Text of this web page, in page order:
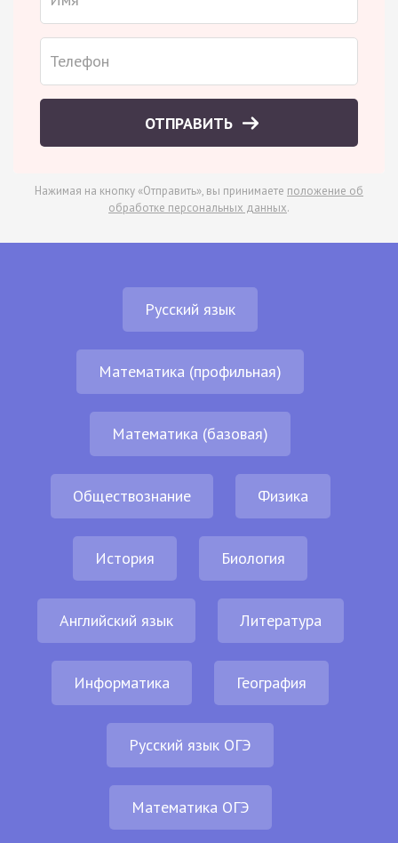
ОТПРАВИТЬ
Нажимая на кнопку «Отправить», вы принимаете положение об
обработке персональных данных.
Русский язык
Математика (профильная)
Математика (базовая)
Обществознание Физика
История Биология
Английский язык Литература
Информатика География
Русский язык ОГЭ
Математика ОГЭ